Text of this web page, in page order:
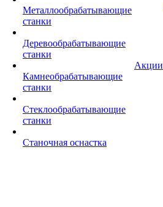
Металлообрабатывающие
станки
Деревообрабатывающие
станки
Камнеобрабатывающие
станки
Стеклообрабатывающие
станки
Станочная оснастка
Акции